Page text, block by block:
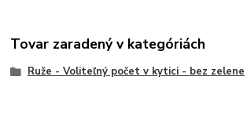
Tovar zaradený v kategóriách
Ruže - Voliteľný počet v kytici - bez zelene